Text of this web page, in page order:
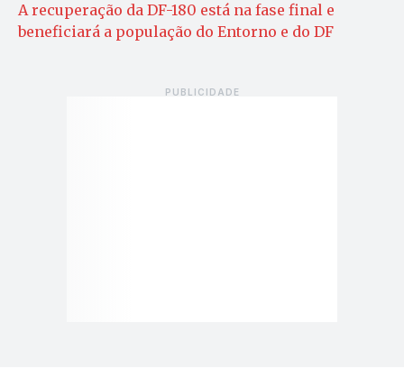
A recuperação da DF-180 está na fase final e
beneficiará a população do Entorno e do DF